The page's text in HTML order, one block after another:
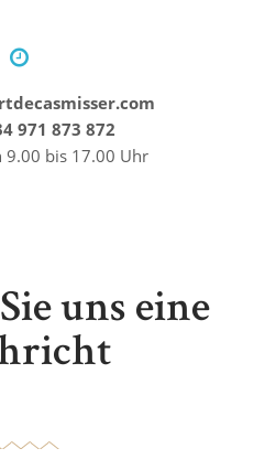
971 873 872
9.00 bis 17.00 Uhr
uns eine